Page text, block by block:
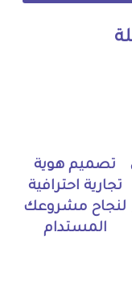
تصميم هوية
تجارية احترافية
لنجاح مشروعك
المستدام